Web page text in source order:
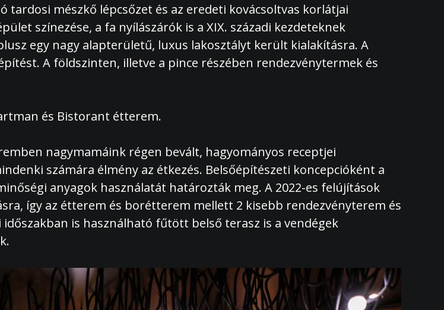
mészkő lépcsőzet és az eredeti kovácsoltvas korlátjai
színezése, a fa nyílászárók is a XIX. századi kezdeteknek
egy nagy alapterületű, luxus lakosztályt került kialakításra. A
A földszinten, illetve a pince részében rendezvénytermek és
és Bistorant étterem.
nagymamáink régen bevált, hagyományos receptjei
számára élmény az étkezés. Belsőépítészeti koncepcióként a
anyagok használatát határozták meg. A 2022-es felújítások
így az étterem és borétterem mellett 2 kisebb rendezvényterem és
is használható fűtött belső terasz is a vendégek